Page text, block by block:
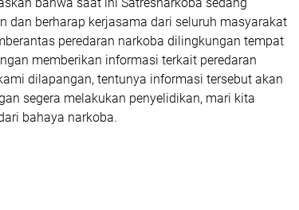
dan berharap kerjasama dari seluruh masyarakat
peredaran narkoba dilingkungan tempat
memberikan informasi terkait peredaran
dilapangan, tentunya informasi tersebut akan
segera melakukan penyelidikan, mari kita
bahaya narkoba.